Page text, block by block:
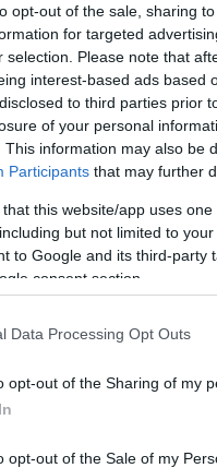
opt-out of the sale, sharing
for targeted
selection. Please note that
interest-based ads based
to third parties prior
of your personal
This information may also be
Participants that may further
that this website/app uses
but not limited to
to Google and its third-party
consent section.
Data Processing Opt Outs
opt-out of the Sharing of my
opt-out of the Sale of my
αντιπαράθεση
ντιμπέιτ των
στόχαστρο η
ΚΟΣΜΟΣ 10/02/
Γερμανία:
για
- Χωρίς
ντιμπέιτ
ΠΟΛΙΤΙΚΗ 22/11/
δεν μας